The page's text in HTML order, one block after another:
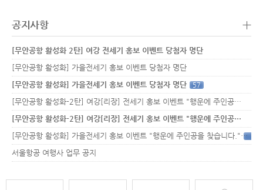
공지사항 +
[무안공항 활성화 2탄] 여강 전세기 홍보 이벤트 당첨자 명단
[무안공항 활성화] 가을전세기 홍보 이벤트 당첨자 명단
[무안공항 활성화] 가을전세기 홍보 이벤트 당첨자 명단
57
[무안공항 활성화-2탄] 여강[리장] 전세기 홍보 이벤트 "행운에 주인공…
[무안공항 활성화-2탄] 여강[리장] 전세기 홍보 이벤트 "행운에 주인공…
[무안공항 활성화] 가을전세기 홍보 이벤트 "행운에 주인공을 찾습니다."33
서울항공 여행사 업무 공지